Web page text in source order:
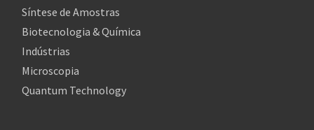
Síntese de Amostras
Biotecnologia & Química
Indústrias
Microscopia
Quantum Technology